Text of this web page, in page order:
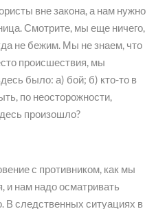
вне закона, а нам нужно
Смотрите, мы еще ничего,
не бежим. Мы не знаем, что
происшествия, мы
было: а) бой; б) кто-то в
по неосторожности,
произошло?
с противником, как мы
и нам надо осматривать
В следственных ситуациях в